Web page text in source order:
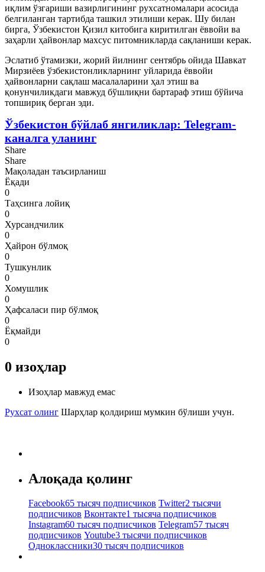
иқлим ўзгариши вазирлигининг рухсатномалари асосида
белгиланган тартибда ташкил этилиши керак. Шу билан
бирга, Ўзбекистон Қизил китобига киритилган ёввойи ва
заҳарли ҳайвонлар махсус питомникларда сақланиши керак.
Эслатиб ўтамизки, жорий йилнинг сентябрь ойида Шавкат
Мирзиёев ўзбекистонликларнинг уйларида ёввойи
ҳайвонларни сақлаш масалаларини ҳал этиш ва
қонунчиликдаги мавжуд бўшлиқни бартараф этиш бўйича
топшириқ берган эди.
Ўзбекистон бўйлаб янгиликлар: Telegram-
каналга уланинг
Share
Share
Мақоладан таъсирланиш
Ёқади
0
Таҳсинга лойиқ
0
Хурсандчилик
0
Ҳайрон бўлмоқ
0
Тушкунлик
0
Хомушлик
0
Ҳафсаласи пир бўлмоқ
0
Ёқмайди
0
0 изоҳлар
Изоҳлар мавжуд емас
Рухсат олинг Шарҳлар қолдириш мумкин бўлиши учун.
Алоқада қолинг
Facebook65 тысяч подписчиков Twitter2 тысячи
подписчиков Вконтакте1 тысяча подписчиков
Instagram60 тысяч подписчиков Telegram57 тысяч
подписчиков Youtube3 тысячи подписчиков
Одноклассники30 тысяч подписчиков